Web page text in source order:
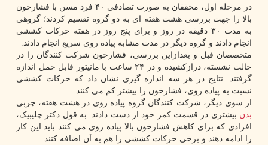
در مرحله اول، محققان به صورت تصادفی ۴۰ فرد مسن با فشارخون
بالا را جهت بررسی هشت هفته ای به دو گروه تقسیم کردند؛ گروهی
به مدت ۳۰ دقیقه در روز و برای پنج روز در هفته حرکات کششی
انجام دادند و گروه دیگر در مدت مشابه پیاده روی سریع انجام دادند.
متخصصان قبل و بعدازاین بررسی، فشارخون شرکت کنندگان را در
حالت نشسته، درازکشیده و در ۲۴ ساعت با مانیتور قابل حمل اندازه
گرفتند. نتایج در هر سه اندازه گیری نشان داد که حرکات کششی
نسبت به پیاده روی، فشارخون را بیشتر کم می کنند.
از سوی دیگر، شرکت کنندگان گروه پیاده روی در هشت هفته، چربی
بدن بیشتری در قسمت کمر خود از دست دادند. به قول دکتر چلیبیک،
افرادی که برای کاهش فشارخون بالا پیاده روی می کنند باید این کار
را ادامه دهند و برخی حرکات کششی را هم به آن اضافه کنند.